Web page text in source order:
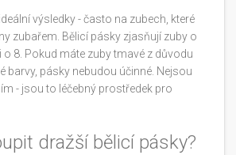
výsledky - často na zubech, které
zubařem. Bělicí pásky zjasňují zuby o
o 8. Pokud máte zuby tmavé z důvodu
barvy, pásky nebudou účinné. Nejsou
- jsou to léčebný prostředek pro
dražší bělicí pásky?